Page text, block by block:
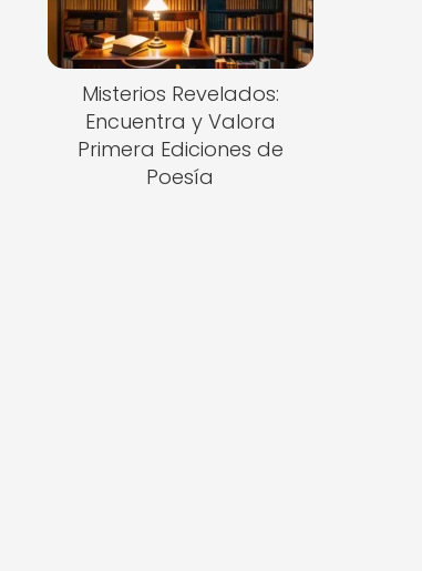
Misterios Revelados:
Encuentra y Valora
Primera Ediciones de
Poesía